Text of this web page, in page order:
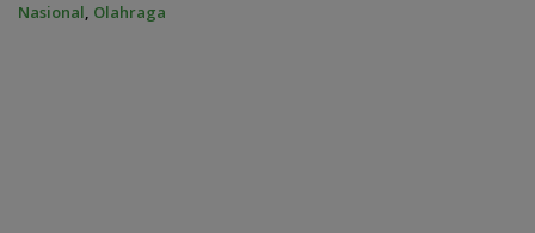
Nasional, Olahraga